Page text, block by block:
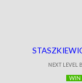
NEXT LEVEL
WIN